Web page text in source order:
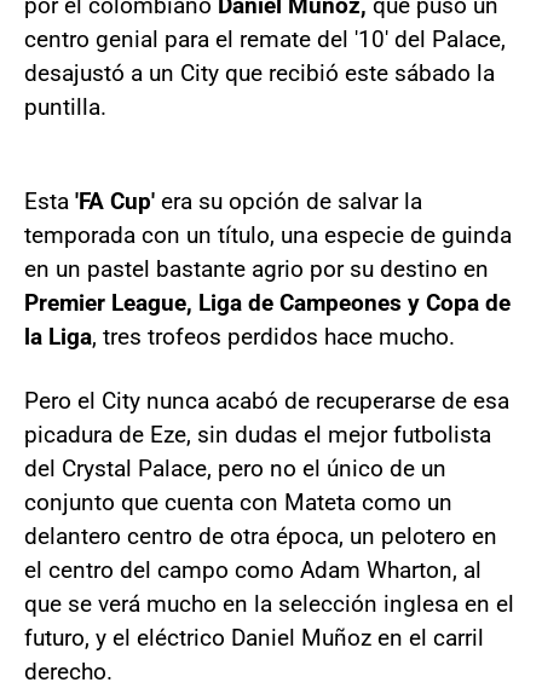
centro genial para el remate del '10' del Palace,
desajustó a un City que recibió este sábado la
puntilla.
Esta 'FA Cup' era su opción de salvar la
temporada con un título, una especie de guinda
en un pastel bastante agrio por su destino en
Premier League, Liga de Campeones y Copa de
la Liga, tres trofeos perdidos hace mucho.
Pero el City nunca acabó de recuperarse de esa
picadura de Eze, sin dudas el mejor futbolista
del Crystal Palace, pero no el único de un
conjunto que cuenta con Mateta como un
delantero centro de otra época, un pelotero en
el centro del campo como Adam Wharton, al
que se verá mucho en la selección inglesa en el
futuro, y el eléctrico Daniel Muñoz en el carril
derecho.